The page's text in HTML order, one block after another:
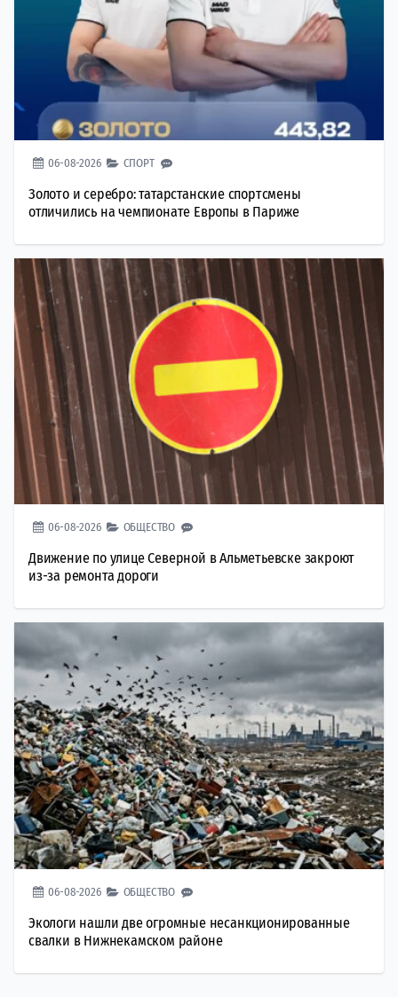
06-08-2026 СПОРТ
Золото и серебро: татарстанские спортсмены
отличились на чемпионате Европы в Париже
06-08-2026 ОБЩЕСТВО
Движение по улице Северной в Альметьевске закроют
из-за ремонта дороги
06-08-2026 ОБЩЕСТВО
Экологи нашли две огромные несанкционированные
свалки в Нижнекамском районе